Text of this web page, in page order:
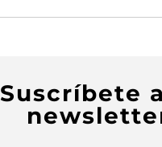
Suscríbete